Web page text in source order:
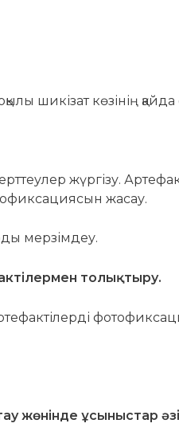
шикізат көзінің қайда
жүргізу.
жасау.
мерзімдеу.
толықтыру.
жөнінде ұсыныстар